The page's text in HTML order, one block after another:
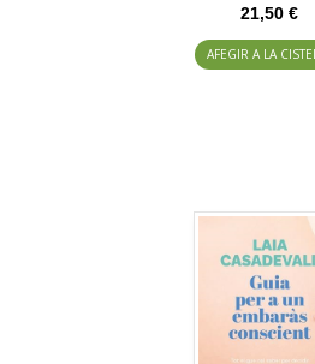
21,50 €
AFEGIR A LA